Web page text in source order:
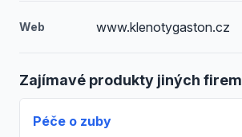
Web www.klenotygaston.cz
Zajímavé produkty jiných firem
Péče o zuby